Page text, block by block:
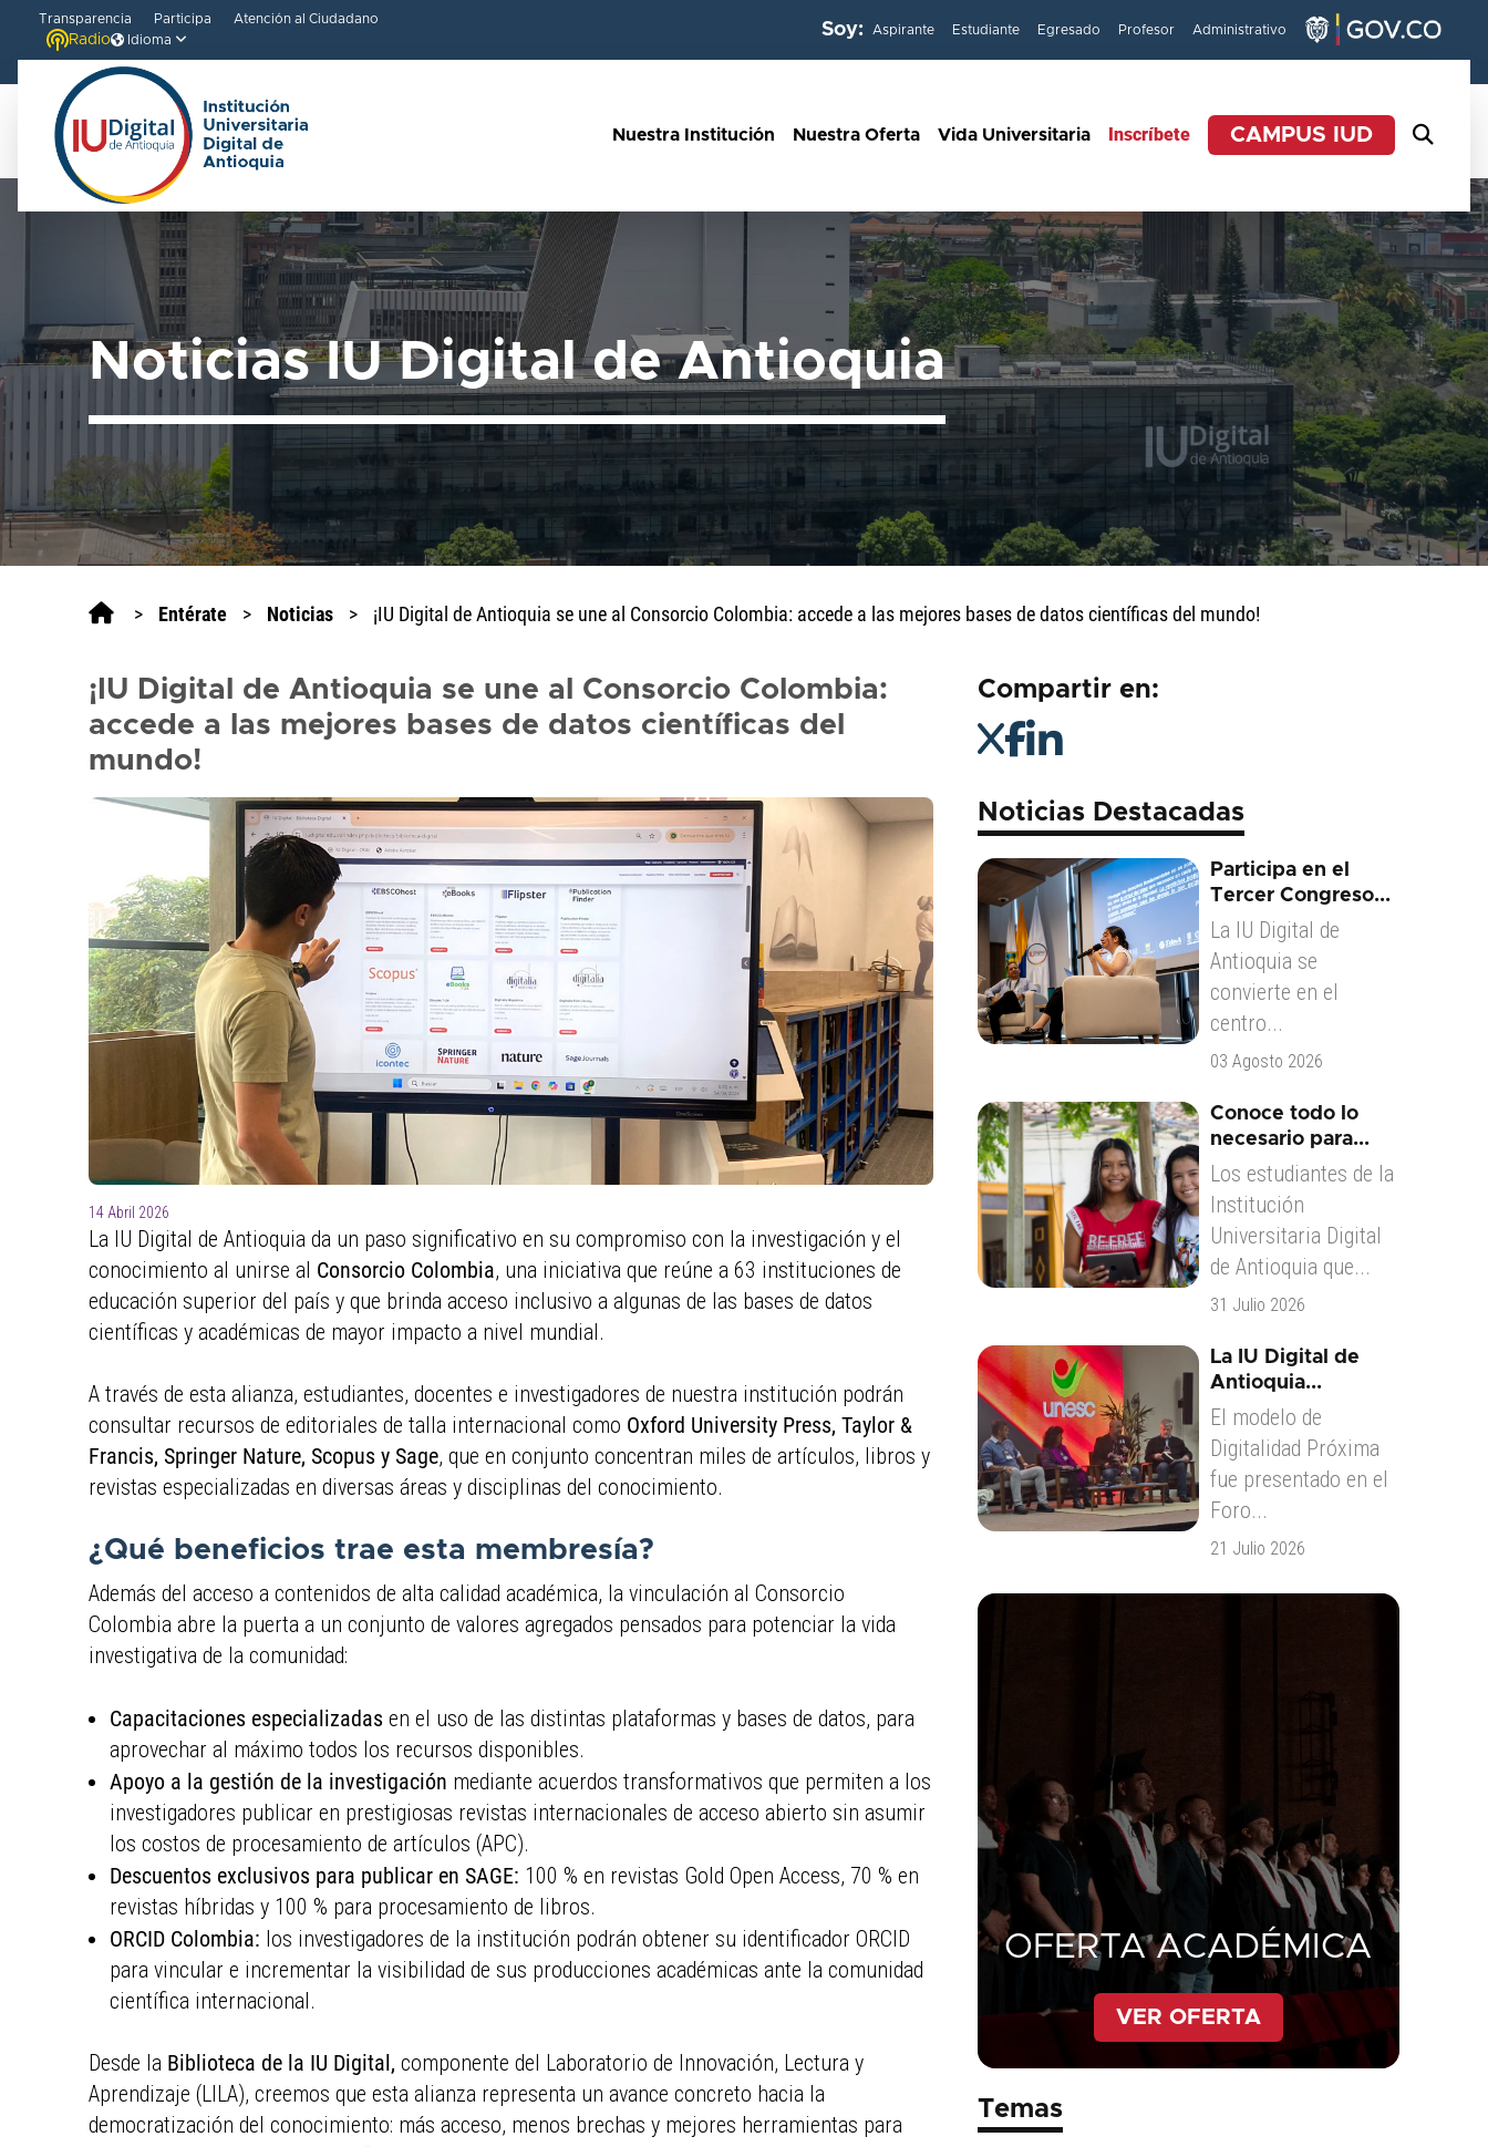
Transparencia Participa Atención al Ciudadano
Radio Idioma Soy: Aspirante Estudiante Egresado Profesor Administrativo
Nuestra Institución Nuestra Oferta Vida Universitaria Inscríbete CAMPUS IUD
Noticias IU Digital de Antioquia
> Entérate > Noticias > ¡IU Digital de Antioquia se une al Consorcio Colombia: accede a las mejores bases de datos científicas del mundo!
¡IU Digital de Antioquia se une al Consorcio Colombia:
accede a las mejores bases de datos científicas del
mundo!
14 Abril 2026
La IU Digital de Antioquia da un paso significativo en su compromiso con la investigación y el
conocimiento al unirse al Consorcio Colombia, una iniciativa que reúne a 63 instituciones de
educación superior del país y que brinda acceso inclusivo a algunas de las bases de datos
científicas y académicas de mayor impacto a nivel mundial.
A través de esta alianza, estudiantes, docentes e investigadores de nuestra institución podrán
consultar recursos de editoriales de talla internacional como Oxford University Press, Taylor &
Francis, Springer Nature, Scopus y Sage, que en conjunto concentran miles de artículos, libros y
revistas especializadas en diversas áreas y disciplinas del conocimiento.
¿Qué beneficios trae esta membresía?
Además del acceso a contenidos de alta calidad académica, la vinculación al Consorcio
Colombia abre la puerta a un conjunto de valores agregados pensados para potenciar la vida
investigativa de la comunidad:
Capacitaciones especializadas en el uso de las distintas plataformas y bases de datos, para
aprovechar al máximo todos los recursos disponibles.
Apoyo a la gestión de la investigación mediante acuerdos transformativos que permiten a los
investigadores publicar en prestigiosas revistas internacionales de acceso abierto sin asumir
los costos de procesamiento de artículos (APC).
Descuentos exclusivos para publicar en SAGE: 100 % en revistas Gold Open Access, 70 % en
revistas híbridas y 100 % para procesamiento de libros.
ORCID Colombia: los investigadores de la institución podrán obtener su identificador ORCID
para vincular e incrementar la visibilidad de sus producciones académicas ante la comunidad
científica internacional.
Desde la Biblioteca de la IU Digital, componente del Laboratorio de Innovación, Lectura y
Aprendizaje (LILA), creemos que esta alianza representa un avance concreto hacia la
democratización del conocimiento: más acceso, menos brechas y mejores herramientas para
Compartir en:
Noticias Destacadas
Participa en el
Tercer Congreso...
La IU Digital de
Antioquia se
convierte en el
centro...
03 Agosto 2026
Conoce todo lo
necesario para...
Los estudiantes de la
Institución
Universitaria Digital
de Antioquia que...
31 Julio 2026
La IU Digital de
Antioquia...
El modelo de
Digitalidad Próxima
fue presentado en el
Foro...
21 Julio 2026
OFERTA ACADÉMICA
VER OFERTA
Temas